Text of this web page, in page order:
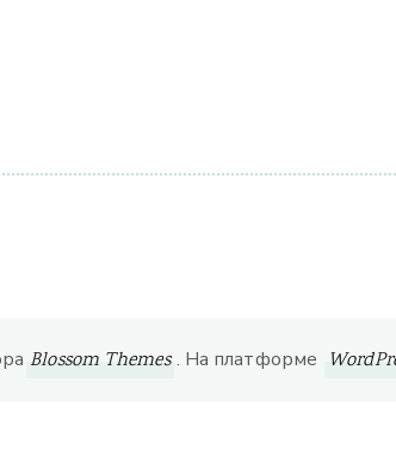
Blossom Themes . На платформе